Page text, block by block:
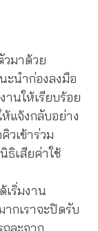
วมาด้วย
ะนำก่องลงมือ
นให้เรียบร้อย
แจ้งกลับอย่าง
วเข้าร่วม
ธิเสียค่าใช้
เริ่มงาน
กเราจะปิดรับ